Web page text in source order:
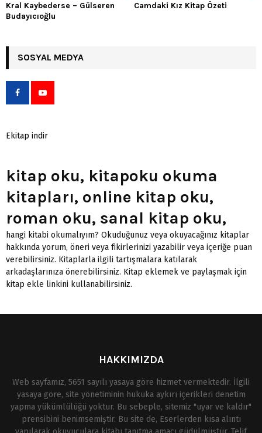
Kral Kaybederse – Gülseren
Budayıcıoğlu
Camdaki Kız Kitap Özeti
SOSYAL MEDYA
Ekitap indir
kitap oku, kitapoku okuma
kitapları, online kitap oku,
roman oku, sanal kitap oku,
hangi kitabi okumalıyım? Okuduğunuz veya okuyacağınız kitaplar
hakkında yorum, öneri veya fikirlerinizi yazabilir veya içeriğe puan
verebilirsiniz. Kitaplarla ilgili tartışmalara katılarak
arkadaşlarınıza önerebilirsiniz. Kitap eklemek ve paylaşmak için
kitap ekle linkini kullanabilirsiniz.
HAKKIMIZDA
Web sayfamız, 5651 sayılı yasaya göre hizmet vermektedir. İlgili
yasaya göre, site yönetiminin hukuka aykırı içerikleri denetim
yapma yükümlülüğü yoktur. Bu sebeple, sitemiz "uyar ve kaldır"
prensibini benimsemiştir. Bu site de, Eserlerden kısa alıntı